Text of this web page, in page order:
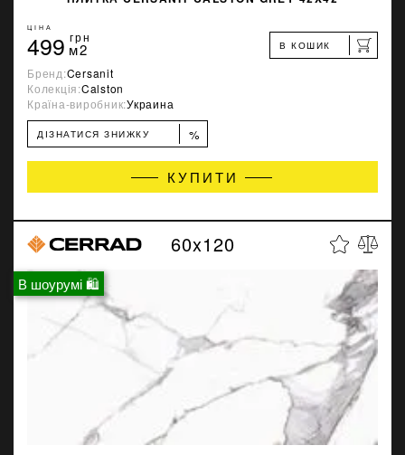
ЦІНА
499 грн
м2 В КОШИК
Бренд:Cersanit
Колекція:Calston
Країна-виробник:Украина
ДІЗНАТИСЯ ЗНИЖКУ %
КУПИТИ
В шоурумі 🛍
60x120